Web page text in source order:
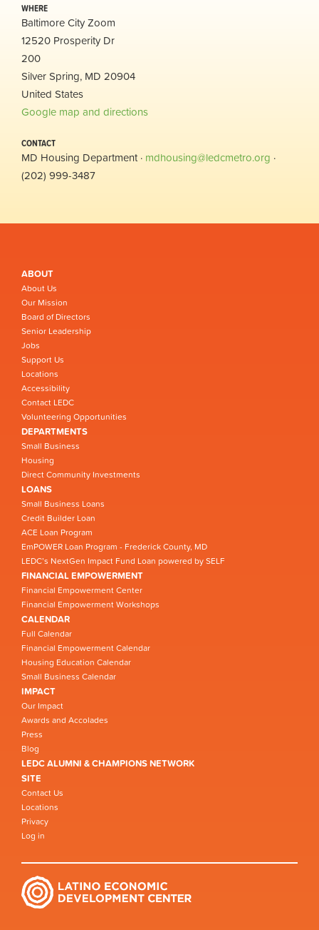
WHERE
Baltimore City Zoom
12520 Prosperity Dr
200
Silver Spring, MD 20904
United States
Google map and directions
CONTACT
MD Housing Department · mdhousing@ledcmetro.org ·
(202) 999-3487
ABOUT
About Us
Our Mission
Board of Directors
Senior Leadership
Jobs
Support Us
Locations
Accessibility
Contact LEDC
Volunteering Opportunities
DEPARTMENTS
Small Business
Housing
Direct Community Investments
LOANS
Small Business Loans
Credit Builder Loan
ACE Loan Program
EmPOWER Loan Program - Frederick County, MD
LEDC’s NextGen Impact Fund Loan powered by SELF
FINANCIAL EMPOWERMENT
Financial Empowerment Center
Financial Empowerment Workshops
CALENDAR
Full Calendar
Financial Empowerment Calendar
Housing Education Calendar
Small Business Calendar
IMPACT
Our Impact
Awards and Accolades
Press
Blog
LEDC ALUMNI & CHAMPIONS NETWORK
SITE
Contact Us
Locations
Privacy
Log in